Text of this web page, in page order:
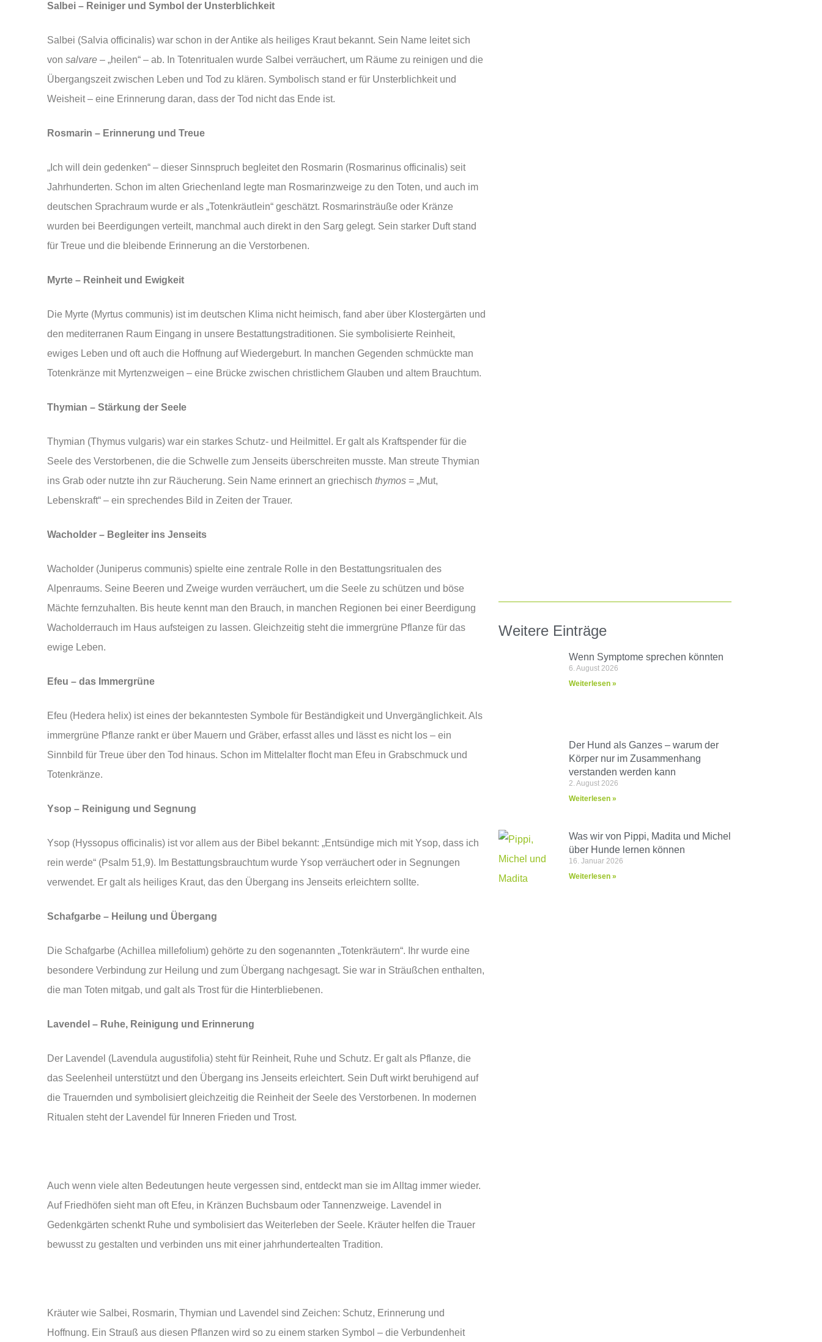
Salbei – Reiniger und Symbol der Unsterblichkeit
Salbei (Salvia officinalis) war schon in der Antike als heiliges Kraut bekannt. Sein Name leitet sich
vonsalvare – „heilen“ – ab. In Totenritualen wurde Salbei verräuchert, um Räume zu reinigen und die
Übergangszeit zwischen Leben und Tod zu klären. Symbolisch stand er für Unsterblichkeit und
Weisheit – eine Erinnerung daran, dass der Tod nicht das Ende ist.
Rosmarin – Erinnerung und Treue
„Ich will dein gedenken“ – dieser Sinnspruch begleitet den Rosmarin (Rosmarinus officinalis) seit
Jahrhunderten. Schon im alten Griechenland legte man Rosmarinzweige zu den Toten, und auch im
deutschen Sprachraum wurde er als „Totenkräutlein“ geschätzt. Rosmarinsträuße oder Kränze
wurden bei Beerdigungen verteilt, manchmal auch direkt in den Sarg gelegt. Sein starker Duft stand
für Treue und die bleibende Erinnerung an die Verstorbenen.
Myrte – Reinheit und Ewigkeit
Die Myrte (Myrtus communis) ist im deutschen Klima nicht heimisch, fand aber über Klostergärten und
den mediterranen Raum Eingang in unsere Bestattungstraditionen. Sie symbolisierte Reinheit,
ewiges Leben und oft auch die Hoffnung auf Wiedergeburt. In manchen Gegenden schmückte man
Totenkränze mit Myrtenzweigen – eine Brücke zwischen christlichem Glauben und altem Brauchtum.
Thymian – Stärkung der Seele
Thymian (Thymus vulgaris) war ein starkes Schutz- und Heilmittel. Er galt als Kraftspender für die
Seele des Verstorbenen, die die Schwelle zum Jenseits überschreiten musste. Man streute Thymian
ins Grab oder nutzte ihn zur Räucherung. Sein Name erinnert an griechischthymos = „Mut,
Lebenskraft“ – ein sprechendes Bild in Zeiten der Trauer.
Wacholder – Begleiter ins Jenseits
Wacholder (Juniperus communis) spielte eine zentrale Rolle in den Bestattungsritualen des
Alpenraums. Seine Beeren und Zweige wurden verräuchert, um die Seele zu schützen und böse
Mächte fernzuhalten. Bis heute kennt man den Brauch, in manchen Regionen bei einer Beerdigung
Wacholderrauch im Haus aufsteigen zu lassen. Gleichzeitig steht die immergrüne Pflanze für das
ewige Leben.
Efeu – das Immergrüne
Efeu (Hedera helix) ist eines der bekanntesten Symbole für Beständigkeit und Unvergänglichkeit. Als
immergrüne Pflanze rankt er über Mauern und Gräber, erfasst alles und lässt es nicht los – ein
Sinnbild für Treue über den Tod hinaus. Schon im Mittelalter flocht man Efeu in Grabschmuck und
Totenkränze.
Ysop – Reinigung und Segnung
Ysop (Hyssopus officinalis) ist vor allem aus der Bibel bekannt: „Entsündige mich mit Ysop, dass ich
rein werde“ (Psalm 51,9). Im Bestattungsbrauchtum wurde Ysop verräuchert oder in Segnungen
verwendet. Er galt als heiliges Kraut, das den Übergang ins Jenseits erleichtern sollte.
Schafgarbe – Heilung und Übergang
Die Schafgarbe (Achillea millefolium) gehörte zu den sogenannten „Totenkräutern“. Ihr wurde eine
besondere Verbindung zur Heilung und zum Übergang nachgesagt. Sie war in Sträußchen enthalten,
die man Toten mitgab, und galt als Trost für die Hinterbliebenen.
Lavendel – Ruhe, Reinigung und Erinnerung
Der Lavendel (Lavendula augustifolia) steht für Reinheit, Ruhe und Schutz. Er galt als Pflanze, die
das Seelenheil unterstützt und den Übergang ins Jenseits erleichtert. Sein Duft wirkt beruhigend auf
die Trauernden und symbolisiert gleichzeitig die Reinheit der Seele des Verstorbenen. In modernen
Ritualen steht der Lavendel für Inneren Frieden und Trost.
Auch wenn viele alten Bedeutungen heute vergessen sind, entdeckt man sie im Alltag immer wieder.
Auf Friedhöfen sieht man oft Efeu, in Kränzen Buchsbaum oder Tannenzweige. Lavendel in
Gedenkgärten schenkt Ruhe und symbolisiert das Weiterleben der Seele. Kräuter helfen die Trauer
bewusst zu gestalten und verbinden uns mit einer jahrhundertealten Tradition.
Kräuter wie Salbei, Rosmarin, Thymian und Lavendel sind Zeichen: Schutz, Erinnerung und
Hoffnung. Ein Strauß aus diesen Pflanzen wird so zu einem starken Symbol – die Verbundenheit
Weitere Einträge
Wenn Symptome sprechen könnten
6. August 2026
Weiterlesen »
Der Hund als Ganzes – warum der
Körper nur im Zusammenhang
verstanden werden kann
2. August 2026
Weiterlesen »
Was wir von Pippi, Madita und Michel
über Hunde lernen können
16. Januar 2026
Weiterlesen »